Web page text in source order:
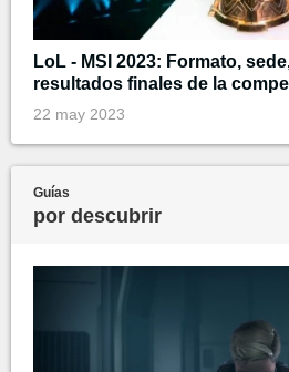
LoL - MSI 2023: Formato,
resultados finales de la
22 may 2023
Guías
por descubrir